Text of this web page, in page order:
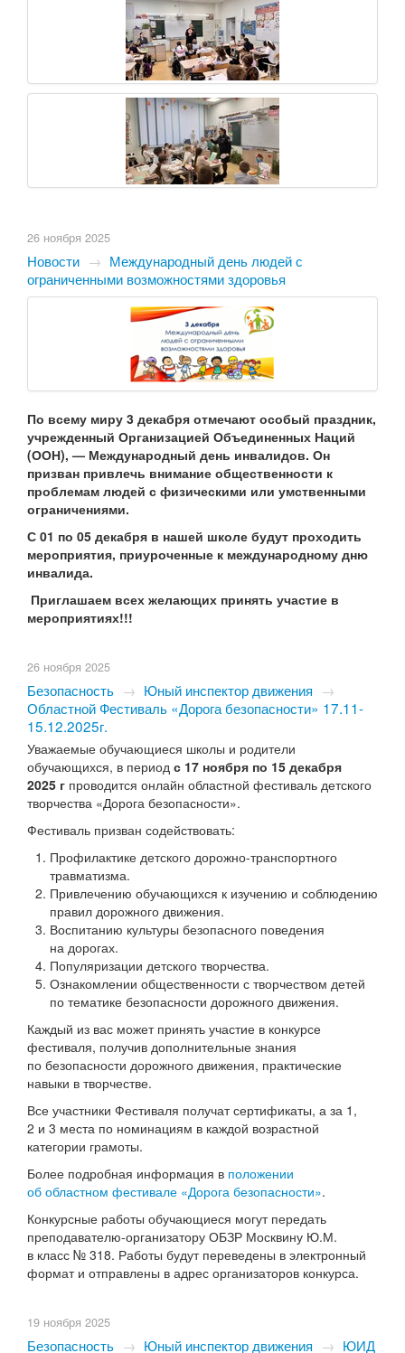
26 ноября 2025
Новости → Международный день людей с
ограниченными возможностями здоровья
По всему миру 3 декабря отмечают особый праздник,
учрежденный Организацией Объединенных Наций
(ООН), — Международный день инвалидов. Он
призван привлечь внимание общественности к
проблемам людей с физическими или умственными
ограничениями.
С 01 по 05 декабря в нашей школе будут проходить
мероприятия, приуроченные к международному дню
инвалида.
Приглашаем всех желающих принять участие в
мероприятиях!!!
26 ноября 2025
Безопасность → Юный инспектор движения →
Областной Фестиваль «Дорога безопасности» 17.11-
15.12.2025г.
Уважаемые обучающиеся школы и родители
обучающихся, в период с 17 ноября по 15 декабря
2025 г проводится онлайн областной фестиваль детского
творчества «Дорога безопасности».
Фестиваль призван содействовать:
Профилактике детского дорожно-транспортного
травматизма.
Привлечению обучающихся к изучению и соблюдению
правил дорожного движения.
Воспитанию культуры безопасного поведения
на дорогах.
Популяризации детского творчества.
Ознакомлении общественности с творчеством детей
по тематике безопасности дорожного движения.
Каждый из вас может принять участие в конкурсе
фестиваля, получив дополнительные знания
по безопасности дорожного движения, практические
навыки в творчестве.
Все участники Фестиваля получат сертификаты, а за 1,
2 и 3 места по номинациям в каждой возрастной
категории грамоты.
Более подробная информация в положении
об областном фестивале «Дорога безопасности».
Конкурсные работы обучающиеся могут передать
преподавателю-организатору ОБЗР Москвину Ю.М.
в класс № 318. Работы будут переведены в электронный
формат и отправлены в адрес организаторов конкурса.
19 ноября 2025
Безопасность → Юный инспектор движения → ЮИД